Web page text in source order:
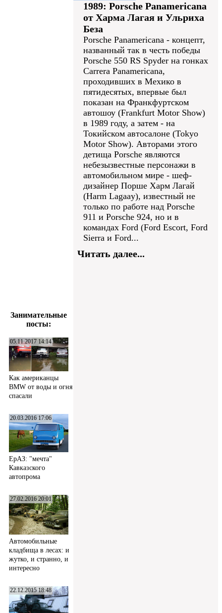
Занимательные
посты:
05.11.2017 14:14
Как американцы
BMW от воды и огня
спасали
20.03.2016 17:06
ЕрАЗ: "мечта"
Кавказского
автопрома
27.02.2016 20:01
Автомобильные
кладбища в лесах: и
жутко, и странно, и
интересно
22.12.2015 18:48
1989: Porsche Panamericana
от Харма Лагая и Ульриха
Беза
Porsche Panamericana - концепт,
названный так в честь победы
Porsche 550 RS Spyder на гонках
Carrera Panamericana,
проходивших в Мехико в
пятидесятых, впервые был
показан на Франкфуртском
автошоу (Frankfurt Motor Show)
в 1989 году, а затем - на
Токийском автосалоне (Tokyo
Motor Show). Авторами этого
детища Porsche являются
небезызвестные персонажи в
автомобильном мире - шеф-
дизайнер Порше Харм Лагай
(Harm Lagaay), известный не
только по работе над Porsche
911 и Porsche 924, но и в
командах Ford (Ford Escort, Ford
Sierra и Ford...
Читать далее...